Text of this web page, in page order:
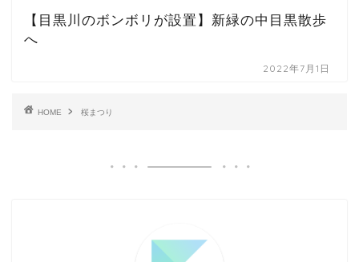
【目黒川のボンボリが設置】新緑の中目黒散歩
へ
2022年7月1日
HOME 桜まつり